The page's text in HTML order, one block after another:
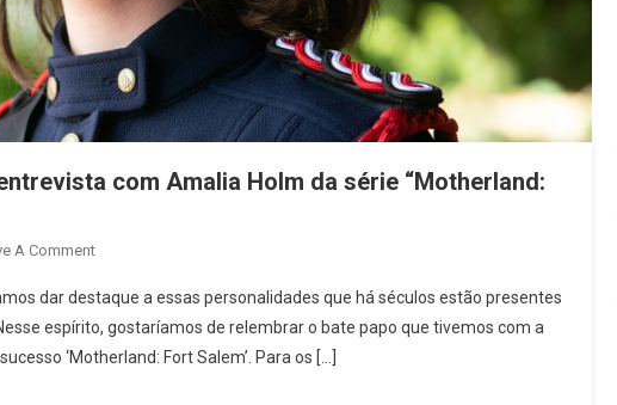
com Amalia Holm da série “Motherland:
A CommentOn
Bruxas
Estão
À
dar destaque a essas personalidades que há séculos estão presentes
espírito, gostaríamos de relembrar o bate papo que tivemos com a
‘Motherland: Fort Salem’. Para os […]